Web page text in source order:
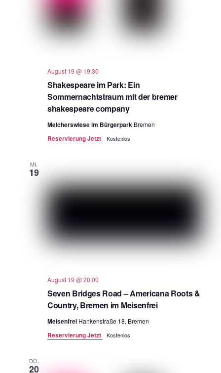
Shakespeare im Park: Ein
Sommernachtstraum mit der bremer
shakespeare company
August 19 @ 19:30
Melcherswiese im Bürgerpark Bremen
Reservierung Jetzt Kostenlos
MI.
19
Seven Bridges Road – Americana Roots &
Country, Bremen im Meisenfrei
August 19 @ 20:00
Meisenfrei Hankenstraße 18, Bremen
Reservierung Jetzt Kostenlos
DO.
20